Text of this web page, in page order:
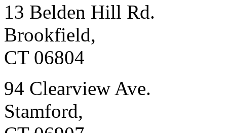
13 Belden Hill Rd.
Brookfield,
CT 06804
94 Clearview Ave.
Stamford,